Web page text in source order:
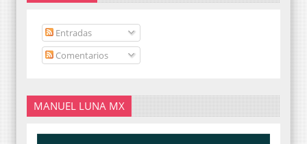
Entradas
Comentarios
MANUEL LUNA MX